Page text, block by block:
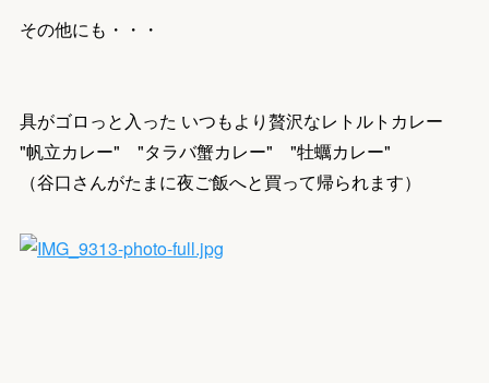
その他にも・・・
具がゴロっと入った いつもより贅沢なレトルトカレー
"帆立カレー" "タラバ蟹カレー" "牡蠣カレー"
（谷口さんがたまに夜ご飯へと買って帰られます）